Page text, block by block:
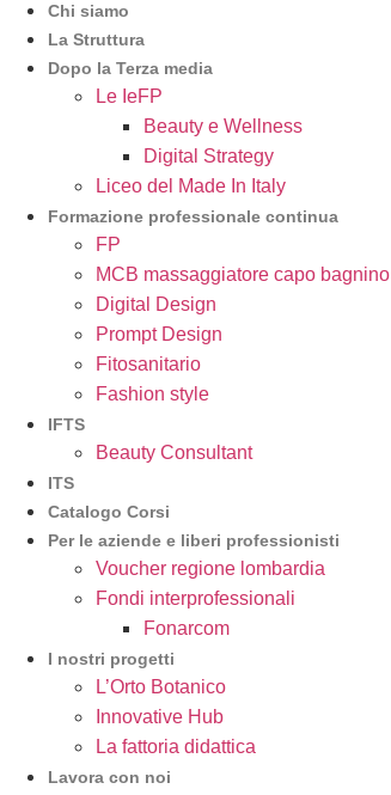
Chi siamo
La Struttura
Dopo la Terza media
Le IeFP
Beauty e Wellness
Digital Strategy
Liceo del Made In Italy
Formazione professionale continua
FP
MCB massaggiatore capo bagnino
Digital Design
Prompt Design
Fitosanitario
Fashion style
IFTS
Beauty Consultant
ITS
Catalogo Corsi
Per le aziende e liberi professionisti
Voucher regione lombardia
Fondi interprofessionali
Fonarcom
I nostri progetti
L’Orto Botanico
Innovative Hub
La fattoria didattica
Lavora con noi